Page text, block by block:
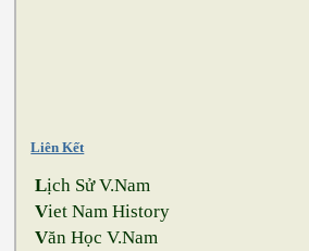
Liên Kết
Lịch Sử V.Nam
Viet Nam History
Văn Học V.Nam